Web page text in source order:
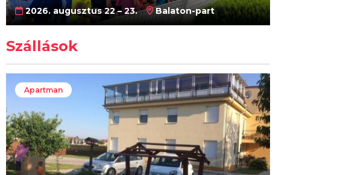
2026. augusztus 22 – 23. Balaton-part
Szállások
Apartman